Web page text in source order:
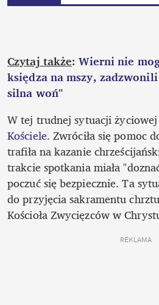
Czytaj także: Wierni nie
księdza na mszy,
silna woń"
Kościele. Zwróciła się pomoc
trafiła na kazanie
trakcie spotkania miała
poczuć się bezpiecznie. Ta
do przyjęcia sakramentu
Kościoła Zwycięzców w
REKLAMA